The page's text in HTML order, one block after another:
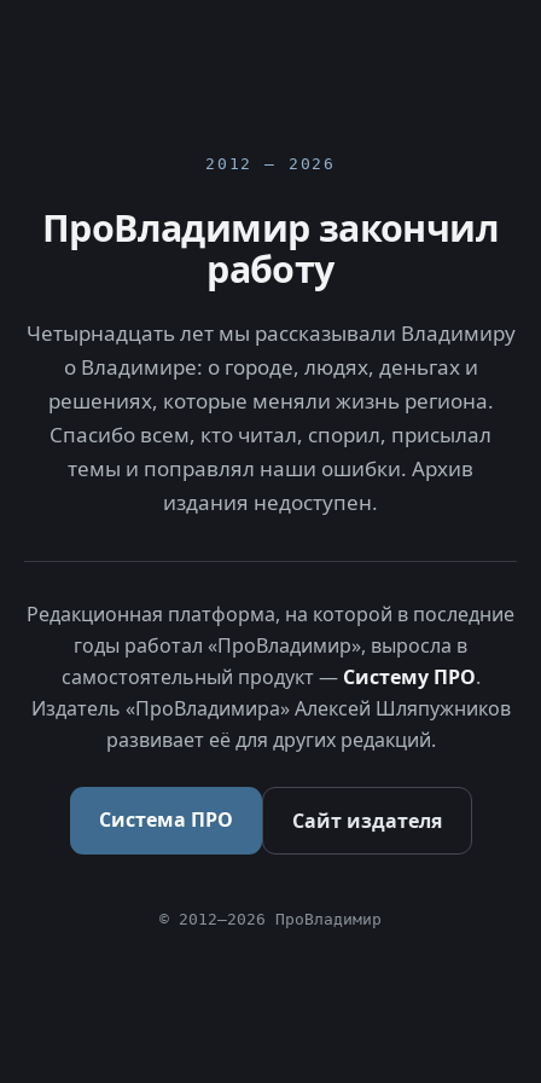
2012 — 2026
ПроВладимир закончил
работу
Четырнадцать лет мы рассказывали Владимиру
о Владимире: о городе, людях, деньгах и
решениях, которые меняли жизнь региона.
Спасибо всем, кто читал, спорил, присылал
темы и поправлял наши ошибки. Архив
издания недоступен.
Редакционная платформа, на которой в последние
годы работал «ПроВладимир», выросла в
самостоятельный продукт — Систему ПРО.
Издатель «ПроВладимира» Алексей Шляпужников
развивает её для других редакций.
Система ПРО Сайт издателя
© 2012–2026 ПроВладимир